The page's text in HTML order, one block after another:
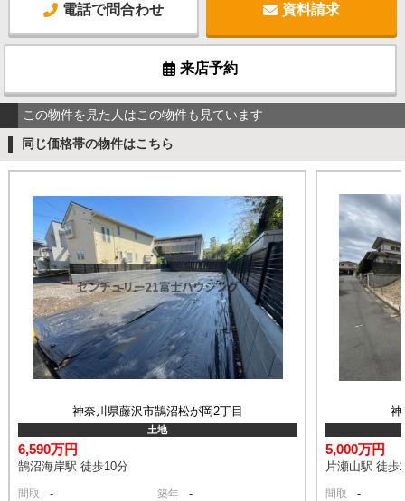
電話で問合わせ 資料請求
来店予約
この物件を見た人はこの物件も見ています
同じ価格帯の物件はこちら
神奈川県藤沢市鵠沼松が岡2丁目
土地
6,590万円
鵠沼海岸駅 徒歩10分
間取 - 築年 -
神
5,000万円
片瀬山駅 徒歩
間取 -